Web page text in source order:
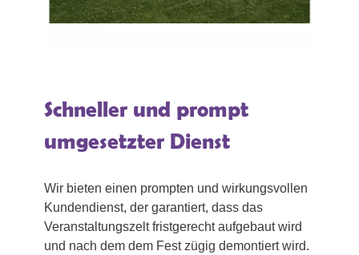
Schneller und prompt
umgesetzter Dienst
Wir bieten einen prompten und wirkungsvollen
Kundendienst, der garantiert, dass das
Veranstaltungszelt fristgerecht aufgebaut wird
und nach dem dem Fest zügig demontiert wird.